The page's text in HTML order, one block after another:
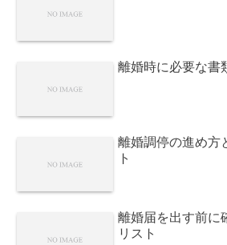
離婚時に必要な書
離婚調停の進め方
ト
離婚届を出す前に
リスト